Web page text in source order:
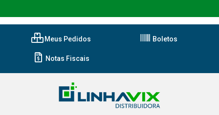
Meus Pedidos Boletos
Notas Fiscais